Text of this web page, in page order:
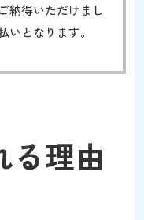
納得いただけまし
いとなります。
る理由